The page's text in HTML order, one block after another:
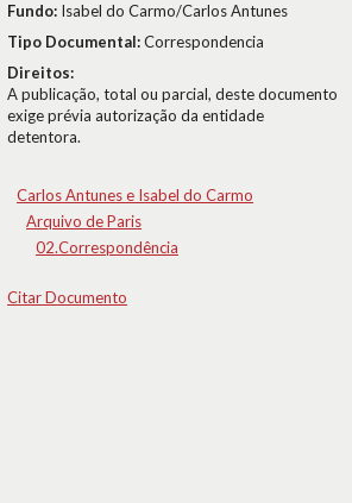
Fundo: Isabel do Carmo/Carlos Antunes
Tipo Documental:Correspondencia
Direitos:
A publicação, total ou parcial, deste documento
exige prévia autorização da entidade
detentora.
Carlos Antunes e Isabel do Carmo
Arquivo de Paris
02.Correspondência
Citar Documento